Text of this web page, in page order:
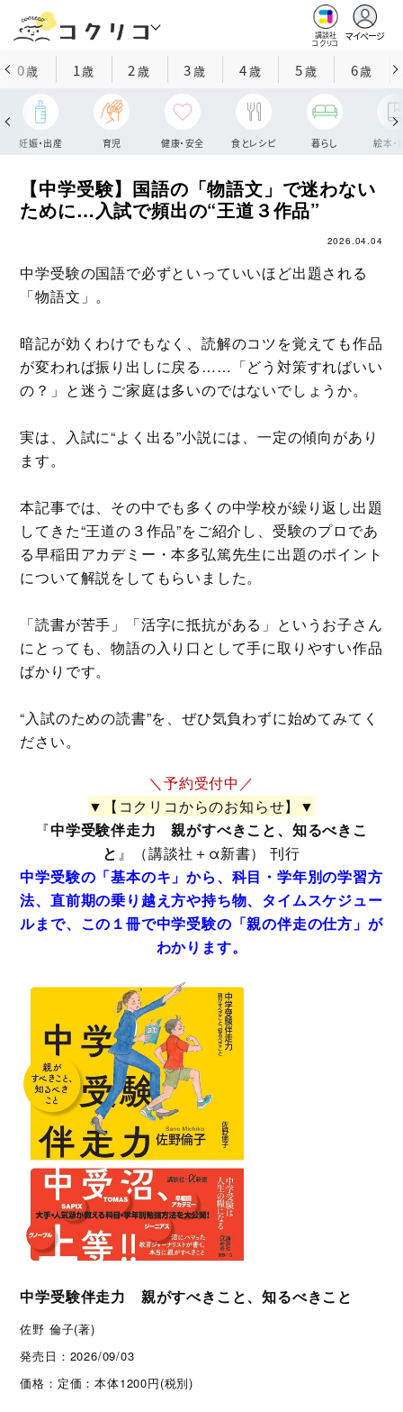
講談社
コクリコ
マイページ
0歳 1歳 2 歳 3歳 4歳 5歳 6歳
妊娠・出産 育児 健康・安全 食とレシピ 暮らし 絵本・
【中学受験】国語の「物語文」で迷わない
ために…入試で頻出の“王道３作品”
2026.04.04
中学受験の国語で必ずといっていいほど出題される
「物語文」。
暗記が効くわけでもなく、読解のコツを覚えても作品
が変われば振り出しに戻る……「どう対策すればいい
の？」と迷うご家庭は多いのではないでしょうか。
実は、入試に“よく出る”小説には、一定の傾向があり
ます。
本記事では、その中でも多くの中学校が繰り返し出題
してきた“王道の３作品”をご紹介し、受験のプロであ
る早稲田アカデミー・本多弘篤先生に出題のポイント
について解説をしてもらいました。
「読書が苦手」「活字に抵抗がある」というお子さん
にとっても、物語の入り口として手に取りやすい作品
ばかりです。
“入試のための読書”を、ぜひ気負わずに始めてみてく
ださい。
＼予約受付中／
▼【コクリコからのお知らせ】▼
『中学受験伴走力 親がすべきこと、知るべきこ
と 』（講談社＋α新書） 刊行
中学受験の「基本のキ」から、科目・学年別の学習方
法、直前期の乗り越え方や持ち物、タイムスケジュー
ルまで、この１冊で中学受験の「親の伴走の仕方」が
わかります。
中学受験伴走力 親がすべきこと、知るべきこと
佐野 倫子(著)
発売日： 2026/09/03
価格： 定価：本体1200円(税別)